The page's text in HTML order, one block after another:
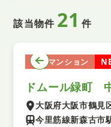
該当物件 21 件
中古マンション
ドムール緑町
大阪府大阪市鶴見
今里筋線新森古市